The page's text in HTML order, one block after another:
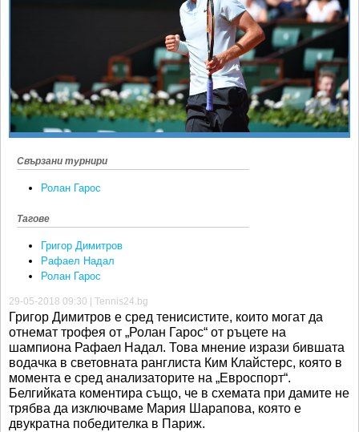
ВИДЕО
ЖЪЛТО
Любители
Свързани турнири
Ролан Гарос
Тагове
Григор Димитров
Рафаел Надал
Ролан Гарос
29-05-2018 09:30 | Tennis24.bg
Григор Димитров е сред тенисистите, които могат да
отнемат трофея от „Ролан Гарос“ от ръцете на
шампиона Рафаел Надал. Това мнение изрази бившата
водачка в световната ранглиста Ким Клайстерс, която в
момента е сред анализаторите на „Евроспорт“.
Белгийката коментира също, че в схемата при дамите не
трябва да изключваме Мария Шарапова, която е
двукратна победителка в Париж.